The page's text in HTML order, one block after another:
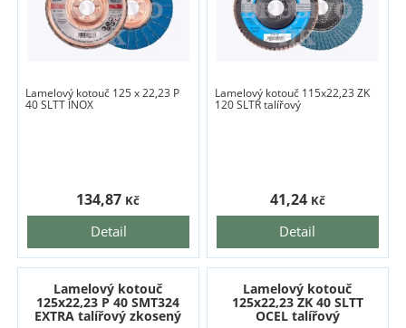
Lamelový kotouč 125 x 22,23 P
40 SLTT INOX
Detail
134,87 Kč
Lamelový kotouč 115x22,23 ZK
120 SLTR talířový
Detail
41,24 Kč
Lamelový kotouč
125x22,23 P 40 SMT324
EXTRA talířový zkosený
Lamelový kotouč
125x22,23 ZK 40 SLTT
OCEL talířový